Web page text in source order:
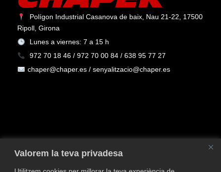
Valorem la teva privadesa
Polígon Industrial Casanova de baix, Nau 21-22, 17500
Ripoll, Girona
Lunes a viernes: 7 a 15 h
972 70 18 46 / 972 70 00 84 / 638 95 77 27
chaper@chaper.es / senyalitzacio@chaper.es